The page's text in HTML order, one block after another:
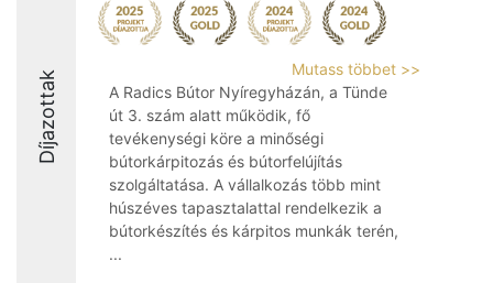
Díjazottak
Mutass többet >>
A Radics Bútor Nyíregyházán, a Tünde
út 3. szám alatt működik, fő
tevékenységi köre a minőségi
bútorkárpitozás és bútorfelújítás
szolgáltatása. A vállalkozás több mint
húszéves tapasztalattal rendelkezik a
bútorkészítés és kárpitos munkák terén,
...